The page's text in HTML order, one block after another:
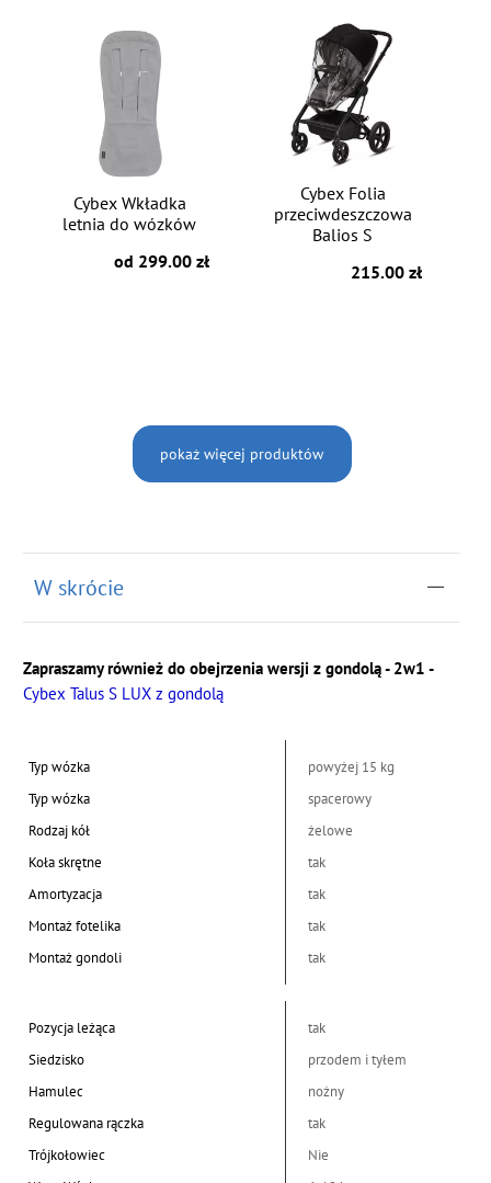
Cybex Wkładka
letnia do wózków
od 299.00 zł
Cybex Folia
przeciwdeszczowa
Balios S
215.00 zł
pokaż więcej produktów
W skrócie
Zapraszamy również do obejrzenia wersji z gondolą - 2w1 -
Cybex Talus S LUX z gondolą
Typ wózka
powyżej 15 kg
Typ wózka
spacerowy
Rodzaj kół
żelowe
Koła skrętne
tak
Amortyzacja
tak
Montaż fotelika
tak
Montaż gondoli
tak
Pozycja leżąca
tak
Siedzisko
przodem i tyłem
Hamulec
nożny
Regulowana rączka
tak
Trójkołowiec
Nie